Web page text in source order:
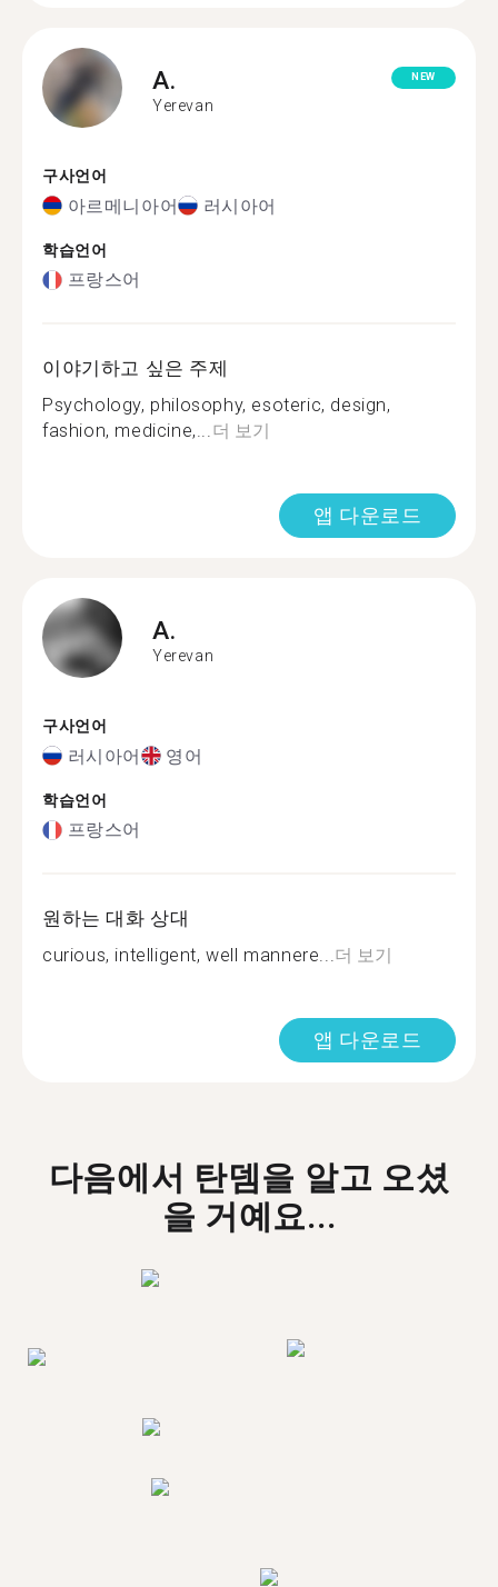
A.
Yerevan
NEW
구사언어
아르메니아어 러시아어
학습언어
프랑스어
이야기하고 싶은 주제
Psychology, philosophy, esoteric, design,
fashion, medicine,...더 보기
앱 다운로드
A.
Yerevan
구사언어
러시아어 영어
학습언어
프랑스어
원하는 대화 상대
curious, intelligent, well mannere...더 보기
앱 다운로드
다음에서 탄뎀을 알고 오셨
을 거예요...